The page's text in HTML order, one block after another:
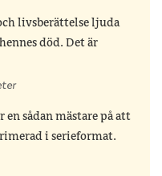
livsberättelse ljuda
död. Det är
en sådan mästare på att
i serieformat.